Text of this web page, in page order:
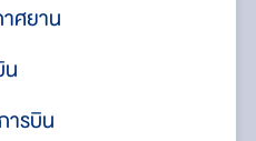
ศยาน
ารบิน